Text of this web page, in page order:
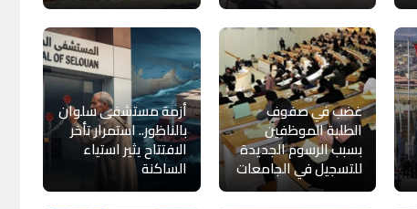
غضب في صفوف
الطلبة الموظفين
بسبب الرسوم الجديدة
للتسجيل في الجامعات
أزمة مستشفى سلوان
بالناظور.. استمرار تأخر
الافتتاح يثير استياء
الساكنة